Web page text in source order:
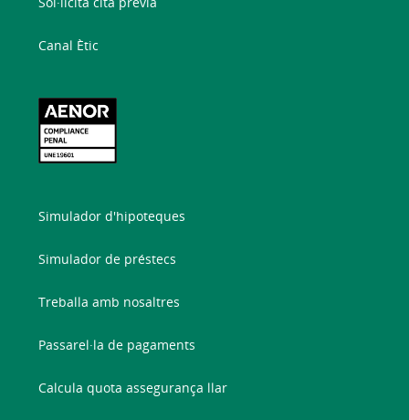
Canal Ètic
Simulador d'hipoteques
Simulador de préstecs
Treballa amb nosaltres
Passarel·la de pagaments
Calcula quota assegurança llar